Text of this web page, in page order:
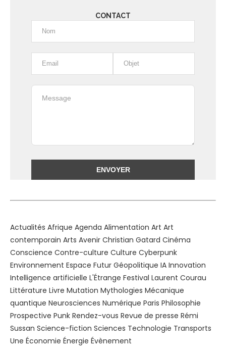
CONTACT
Actualités Afrique Agenda Alimentation Art Art
contemporain Arts Avenir Christian Gatard Cinéma
Conscience Contre-culture Culture Cyberpunk
Environnement Espace Futur Géopolitique IA Innovation
Intelligence artificielle L'Étrange Festival Laurent Courau
Littérature Livre Mutation Mythologies Mécanique
quantique Neurosciences Numérique Paris Philosophie
Prospective Punk Rendez-vous Revue de presse Rémi
Sussan Science-fiction Sciences Technologie Transports
Une Économie Énergie Évènement